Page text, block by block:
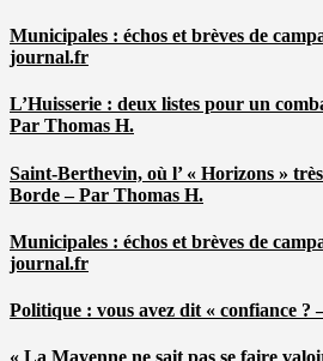
Municipales : échos et brèves de
journal.fr
L’Huisserie : deux listes pour un
Par Thomas H.
Saint-Berthevin, où l’ « Horizons »
Borde – Par Thomas H.
Municipales : échos et brèves de
journal.fr
Politique : vous avez dit « confiance